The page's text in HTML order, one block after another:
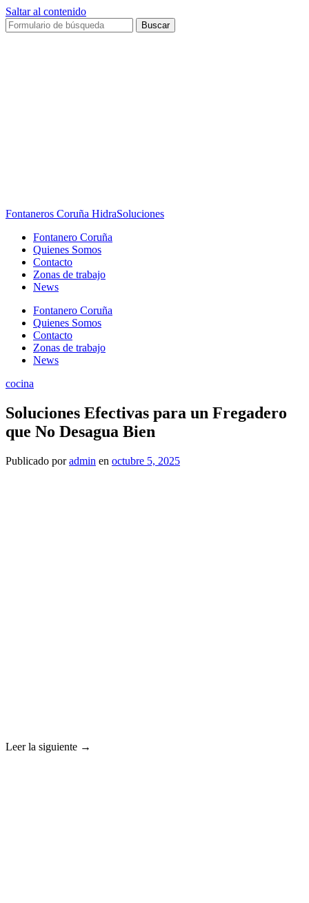
Saltar al contenido
Buscar
Fontaneros Coruña HidraSoluciones
Fontanero Coruña
Quienes Somos
Contacto
Zonas de trabajo
News
Fontanero Coruña
Quienes Somos
Contacto
Zonas de trabajo
News
cocina
Soluciones Efectivas para un Fregadero
que No Desagua Bien
Publicado poradmin en octubre 5, 2025
Leer la siguiente →